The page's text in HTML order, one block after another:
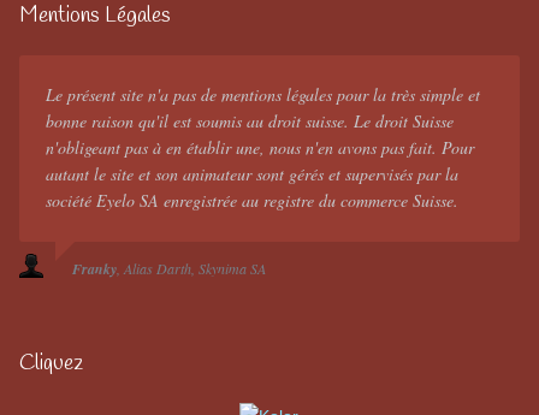
Mentions Légales
Le présent site n'a pas de mentions légales pour la très simple et
bonne raison qu'il est soumis au droit suisse. Le droit Suisse
n'obligeant pas à en établir une, nous n'en avons pas fait. Pour
autant le site et son animateur sont gérés et supervisés par la
société Eyelo SA enregistrée au registre du commerce Suisse.
Franky Alias Darth Skynima SA
Cliquez